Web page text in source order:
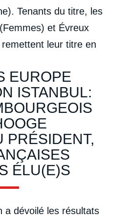
Tenants du titre, les
et Évreux
leur titre en
EUROPE
ISTANBUL:
PRÉSIDENT,
ÉLU(E)S
a dévoilé les résultats